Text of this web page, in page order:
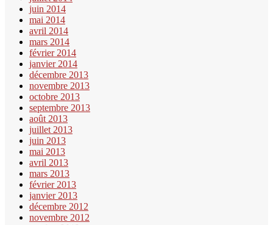
juin 2014
mai 2014
avril 2014
mars 2014
février 2014
janvier 2014
décembre 2013
novembre 2013
octobre 2013
septembre 2013
août 2013
juillet 2013
juin 2013
mai 2013
avril 2013
mars 2013
février 2013
janvier 2013
décembre 2012
novembre 2012